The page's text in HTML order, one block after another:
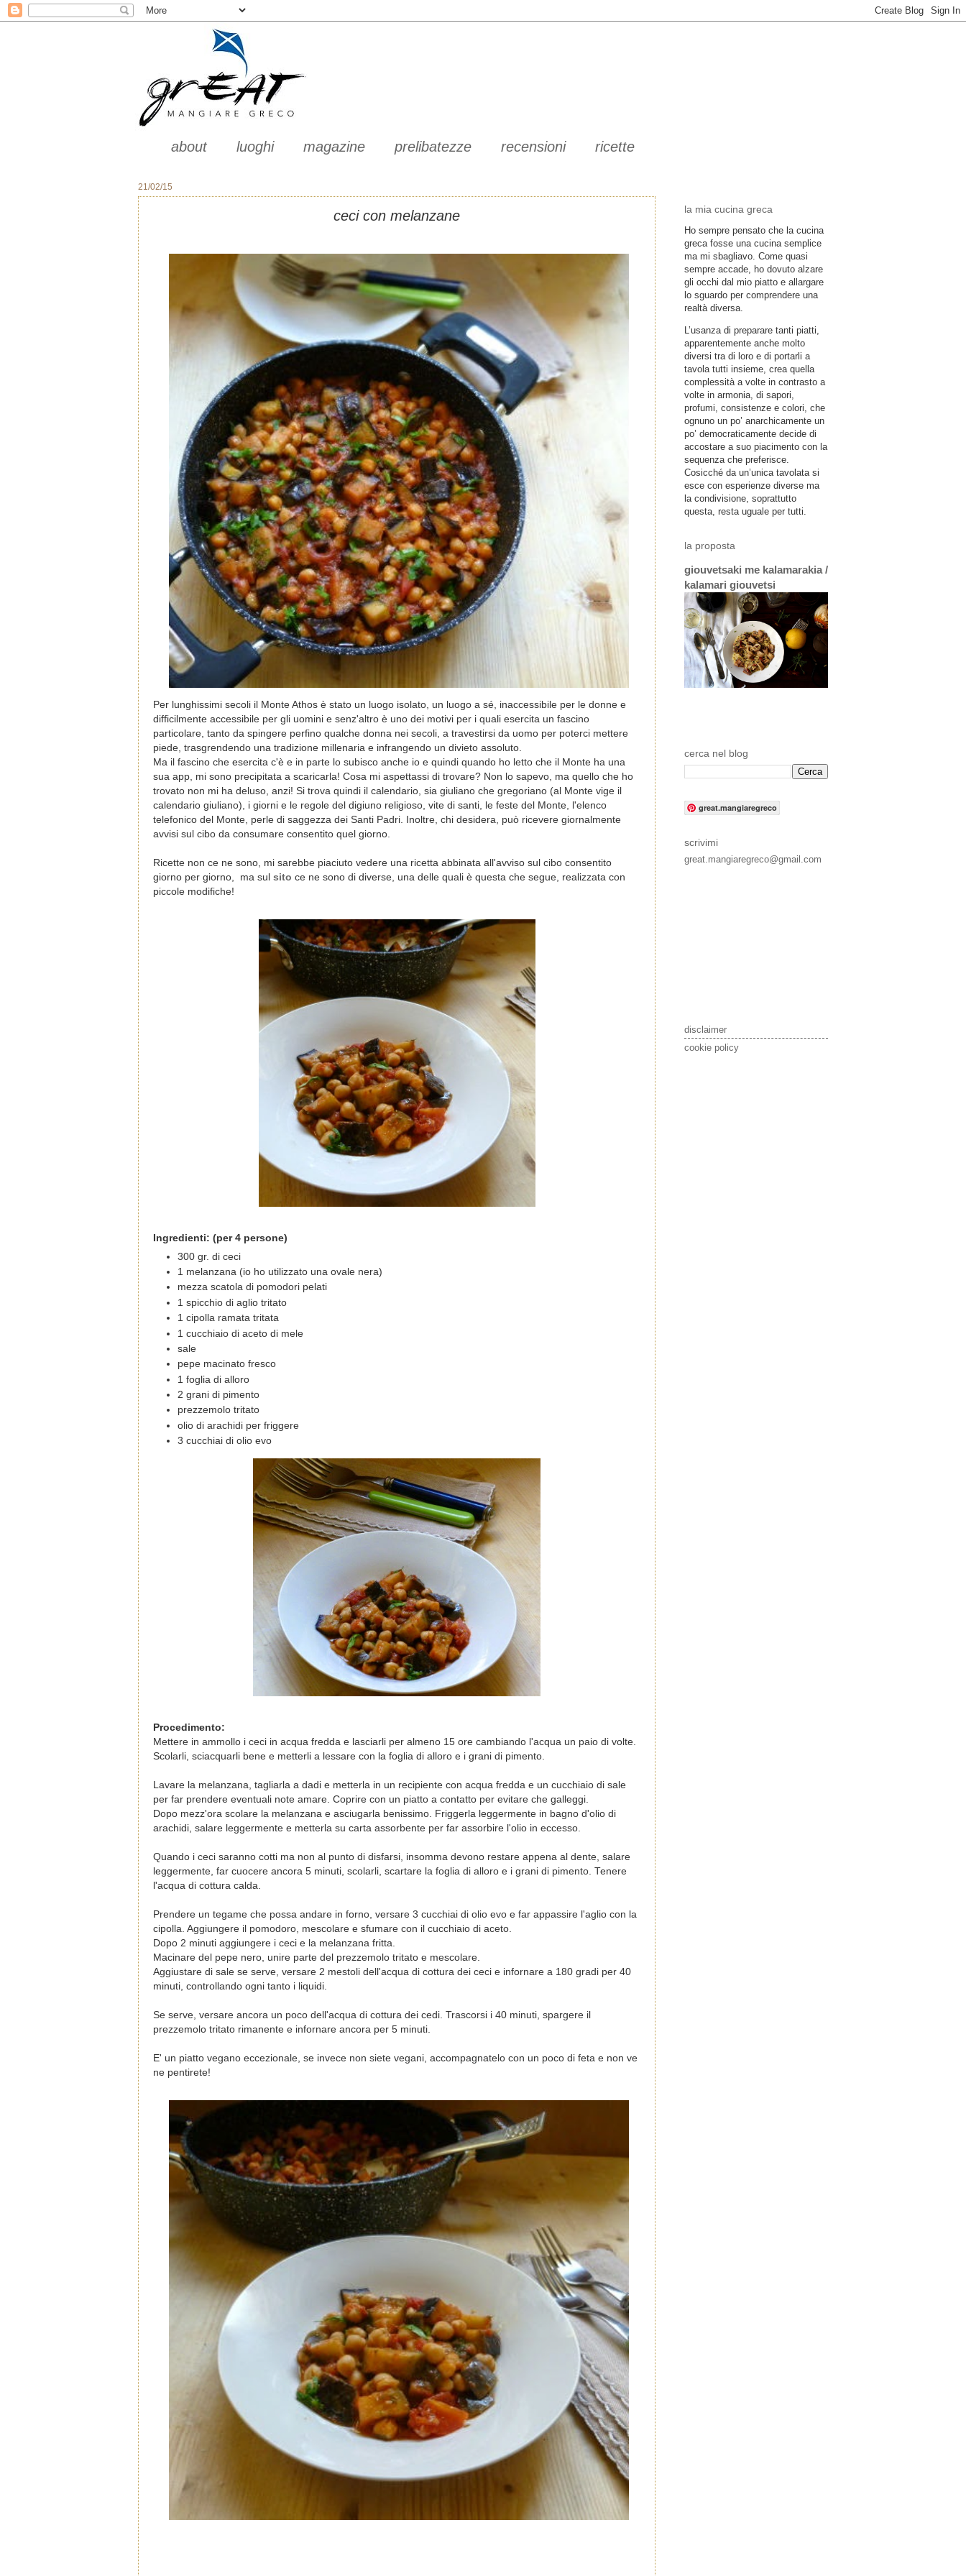
about luoghi magazine prelibatezze recensioni ricette
21/02/15
ceci con melanzane
Per lunghissimi secoli il Monte Athos è stato un luogo isolato, un luogo a sé, inaccessibile per le donne e
difficilmente accessibile per gli uomini e senz'altro è uno dei motivi per i quali esercita un fascino
particolare, tanto da spingere perfino qualche donna nei secoli, a travestirsi da uomo per poterci mettere
piede, trasgrendendo una tradizione millenaria e infrangendo un divieto assoluto.
Ma il fascino che esercita c'è e in parte lo subisco anche io e quindi quando ho letto che il Monte ha una
sua app, mi sono precipitata a scaricarla! Cosa mi aspettassi di trovare? Non lo sapevo, ma quello che ho
trovato non mi ha deluso, anzi! Si trova quindi il calendario, sia giuliano che gregoriano (al Monte vige il
calendario giuliano), i giorni e le regole del digiuno religioso, vite di santi, le feste del Monte, l'elenco
telefonico del Monte, perle di saggezza dei Santi Padri. Inoltre, chi desidera, può ricevere giornalmente
avvisi sul cibo da consumare consentito quel giorno.
Ricette non ce ne sono, mi sarebbe piaciuto vedere una ricetta abbinata all'avviso sul cibo consentito
giorno per giorno, ma sul sito ce ne sono di diverse, una delle quali è questa che segue, realizzata con
piccole modifiche!
Ingredienti: (per 4 persone)
300 gr. di ceci
1 melanzana (io ho utilizzato una ovale nera)
mezza scatola di pomodori pelati
1 spicchio di aglio tritato
1 cipolla ramata tritata
1 cucchiaio di aceto di mele
sale
pepe macinato fresco
1 foglia di alloro
2 grani di pimento
prezzemolo tritato
olio di arachidi per friggere
3 cucchiai di olio evo
Procedimento:
Mettere in ammollo i ceci in acqua fredda e lasciarli per almeno 15 ore cambiando l'acqua un paio di volte.
Scolarli, sciacquarli bene e metterli a lessare con la foglia di alloro e i grani di pimento.
Lavare la melanzana, tagliarla a dadi e metterla in un recipiente con acqua fredda e un cucchiaio di sale
per far prendere eventuali note amare. Coprire con un piatto a contatto per evitare che galleggi.
Dopo mezz'ora scolare la melanzana e asciugarla benissimo. Friggerla leggermente in bagno d'olio di
arachidi, salare leggermente e metterla su carta assorbente per far assorbire l'olio in eccesso.
Quando i ceci saranno cotti ma non al punto di disfarsi, insomma devono restare appena al dente, salare
leggermente, far cuocere ancora 5 minuti, scolarli, scartare la foglia di alloro e i grani di pimento. Tenere
l'acqua di cottura calda.
Prendere un tegame che possa andare in forno, versare 3 cucchiai di olio evo e far appassire l'aglio con la
cipolla. Aggiungere il pomodoro, mescolare e sfumare con il cucchiaio di aceto.
Dopo 2 minuti aggiungere i ceci e la melanzana fritta.
Macinare del pepe nero, unire parte del prezzemolo tritato e mescolare.
Aggiustare di sale se serve, versare 2 mestoli dell'acqua di cottura dei ceci e infornare a 180 gradi per 40
minuti, controllando ogni tanto i liquidi.
Se serve, versare ancora un poco dell'acqua di cottura dei cedi. Trascorsi i 40 minuti, spargere il
prezzemolo tritato rimanente e infornare ancora per 5 minuti.
E' un piatto vegano eccezionale, se invece non siete vegani, accompagnatelo con un poco di feta e non ve
ne pentirete!
la mia cucina greca
Ho sempre pensato che la cucina
greca fosse una cucina semplice
ma mi sbagliavo. Come quasi
sempre accade, ho dovuto alzare
gli occhi dal mio piatto e allargare
lo sguardo per comprendere una
realtà diversa.
L’usanza di preparare tanti piatti,
apparentemente anche molto
diversi tra di loro e di portarli a
tavola tutti insieme, crea quella
complessità a volte in contrasto a
volte in armonia, di sapori,
profumi, consistenze e colori, che
ognuno un po’ anarchicamente un
po’ democraticamente decide di
accostare a suo piacimento con la
sequenza che preferisce.
Cosicché da un’unica tavolata si
esce con esperienze diverse ma
la condivisione, soprattutto
questa, resta uguale per tutti.
la proposta
giouvetsaki me kalamarakia /
kalamari giouvetsi
cerca nel blog
great.mangiaregreco
scrivimi
great.mangiaregreco@gmail.com
disclaimer
cookie policy